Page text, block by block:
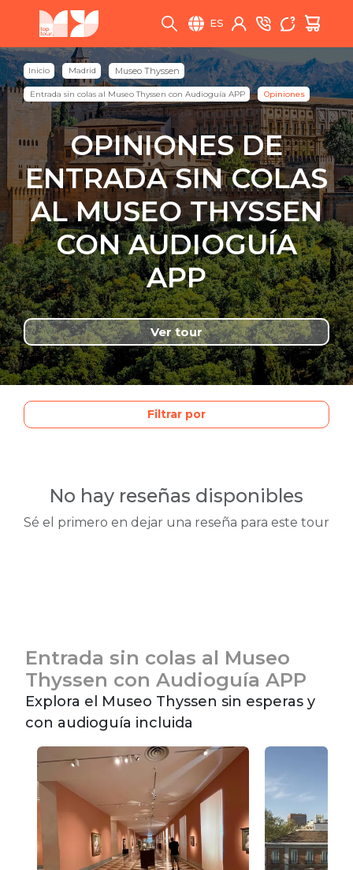
ES
Inicio Madrid Museo Thyssen
Entrada sin colas al Museo Thyssen con Audioguía APP Opiniones
OPINIONES DE
ENTRADA SIN COLAS
AL MUSEO THYSSEN
CON AUDIOGUÍA
APP
Ver tour
Filtrar por
No hay reseñas disponibles
Sé el primero en dejar una reseña para este tour
Entrada sin colas al Museo
Thyssen con Audioguía APP
Explora el Museo Thyssen sin esperas y
con audioguía incluida